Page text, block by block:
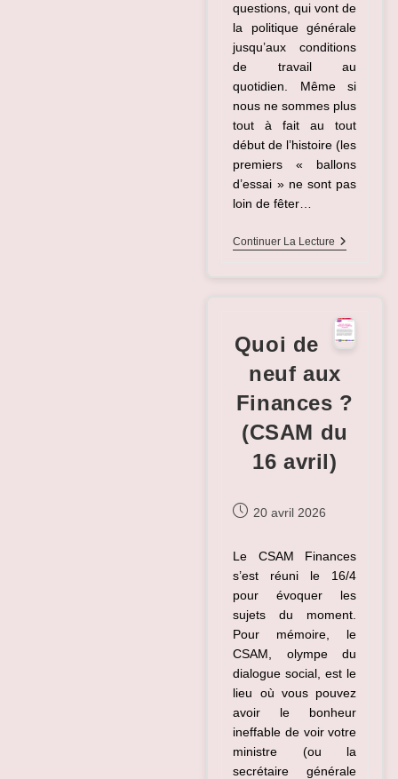
questions, qui vont de
la politique générale
jusqu’aux conditions
de travail au
quotidien. Même si
nous ne sommes plus
tout à fait au tout
début de l’histoire (les
premiers « ballons
d’essai » ne sont pas
loin de fêter…
Continuer La Lecture IA :
…
Ou
!
Quoi de
neuf aux
Finances ?
(CSAM du
16 avril)
Publication
20 avril 2026
Le CSAM Finances
s’est réuni le 16/4
pour évoquer les
sujets du moment.
Pour mémoire, le
CSAM, olympe du
dialogue social, est le
lieu où vous pouvez
avoir le bonheur
ineffable de voir votre
ministre (ou la
secrétaire générale